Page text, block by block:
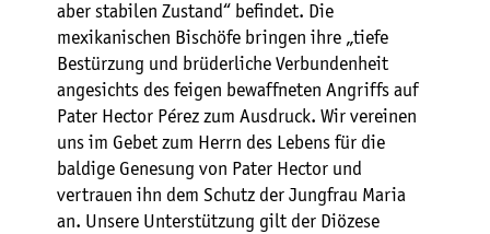
aber stabilen Zustand“ befindet. Die
mexikanischen Bischöfe bringen ihre „tiefe
Bestürzung und brüderliche Verbundenheit
angesichts des feigen bewaffneten Angriffs auf
Pater Hector Pérez zum Ausdruck. Wir vereinen
uns im Gebet zum Herrn des Lebens für die
baldige Genesung von Pater Hector und
vertrauen ihn dem Schutz der Jungfrau Maria
an. Unsere Unterstützung gilt der Diözese